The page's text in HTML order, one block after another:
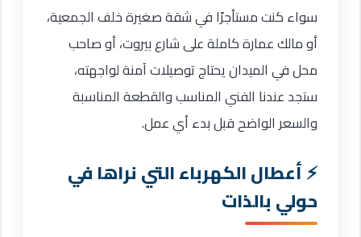
سواء كنت مستأجرًا في شقة صغيرة خلف الجمعية،
أو مالك عمارة كاملة على شارع بيروت، أو صاحب
محل في الميدان يحتاج توصيلات آمنة لواجهته،
ستجد عندنا الفني المناسب والقطعة المناسبة
والسعر الواضح قبل بدء أي عمل.
أعطال الكهرباء التي نراها في
حولي بالذات